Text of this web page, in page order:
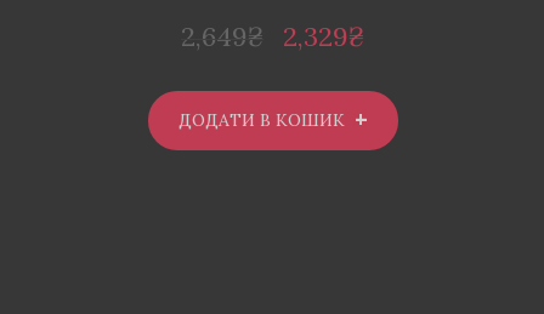
2,649₴ 2,329₴
ДОДАТИ В КОШИК